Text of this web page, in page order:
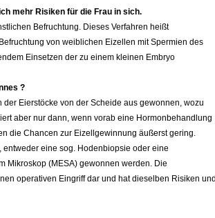
mehr Risiken für die Frau in sich.
Befruchtung. Dieses Verfahren heißt
von weiblichen Eizellen mit Spermien des
Einsetzen der zu einem kleinen Embryo
?
Eierstöcke von der Scheide aus gewonnen, wozu
aber nur dann, wenn vorab eine Hormonbehandlung
die Chancen zur Eizellgewinnung äußerst gering.
eine sog. Hodenbiopsie oder eine
Mikroskop (MESA) gewonnen werden. Die
operativen Eingriff dar und hat dieselben Risiken